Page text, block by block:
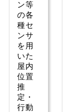
ン等
の各
種セ
ンサ
を用
いた
屋内
位置
推
定・
行動